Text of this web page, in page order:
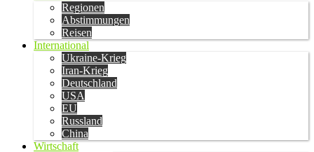
Regionen
Abstimmungen
Reisen
International
Ukraine-Krieg
Iran-Krieg
Deutschland
USA
EU
Russland
China
Wirtschaft